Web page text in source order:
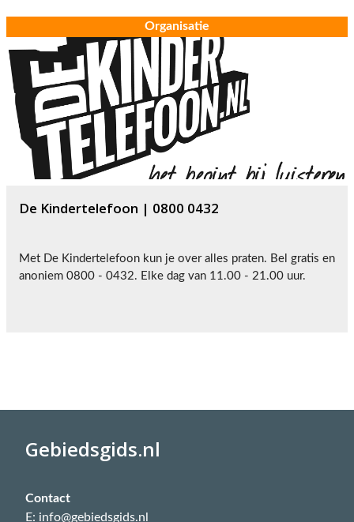
Organisatie
De Kindertelefoon | 0800 0432
Met De Kindertelefoon kun je over alles praten. Bel gratis en
anoniem 0800 - 0432. Elke dag van 11.00 - 21.00 uur.
Gebiedsgids.nl
Contact
E: info@gebiedsgids.nl